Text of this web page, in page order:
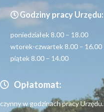
Godziny pracy Urzędu:
poniedziałek 8.00 – 18.00
wtorek-czwartek 8.00 – 16.00
piątek 8.00 – 14.00
Opłatomat:
czynny w godzinach pracy Urzędu.